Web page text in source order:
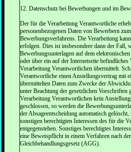
12. Datenschutz bei Bewerbungen und im
Der für die Verarbeitung Verantwortliche
personenbezogenen Daten von Bewerbern
Bewerbungsverfahrens. Die Verarbeitung
erfolgen. Dies ist insbesondere dann der Fall,
Bewerbungsunterlagen auf dem
oder über ein auf der Internetseite
Verarbeitung Verantwortlichen übermittelt.
Verantwortliche einen Anstellungsvertrag mit
übermittelten Daten zum Zwecke der
unter Beachtung der gesetzlichen
Verarbeitung Verantwortlichen kein
geschlossen, so werden die
der Absageentscheidung automatisch
sonstigen berechtigten Interessen des für die
entgegenstehen. Sonstiges berechtigtes
eine Beweispflicht in einem Verfahren nach
Gleichbehandlungsgesetz (AGG).